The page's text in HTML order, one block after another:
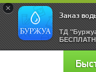
×
Заказ
ТД